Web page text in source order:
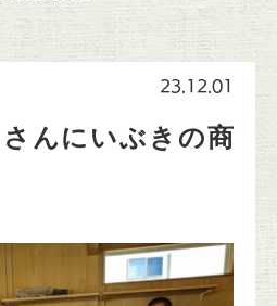
23.12.01
さんにいぶきの商